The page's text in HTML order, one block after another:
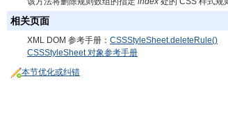
相关页面
XML DOM 参考手册： CSSStyleSheet.deleteRule()
CSSStyleSheet 对象参考手册
本节优化或纠错